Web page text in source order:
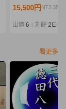
車 シャコタン 街
15,500円 NT3,354
出價 6 剩餘 2日
看更多